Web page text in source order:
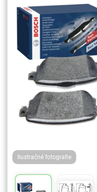
Ilustračné fotografie